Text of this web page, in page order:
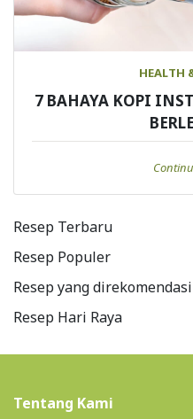
HEALTH
7 BAHAYA KOPI
Resep Terbaru
Resep Populer
Resep yang
Resep Hari Raya
Tentang Kami